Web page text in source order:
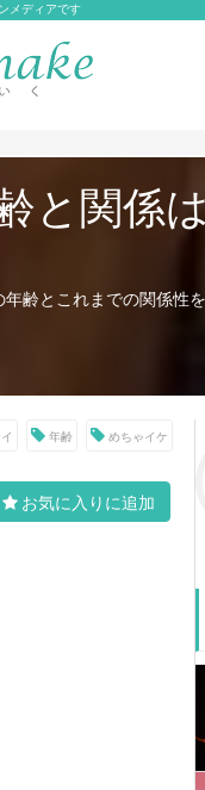
メディアです
と関係
齢とこれまでの関係性
年齢 めちゃイケ
お気に入りに追加